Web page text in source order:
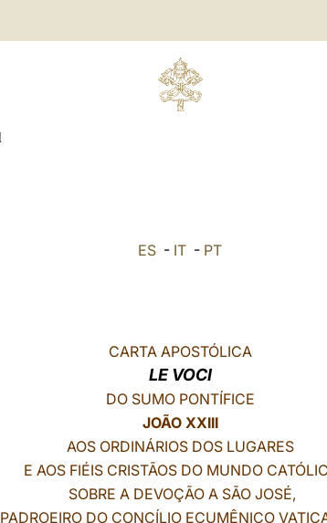
ES - IT - PT
CARTA APOSTÓLICA
LE VOCI
DO SUMO PONTÍFICE
JOÃO XXIII
AOS ORDINÁRIOS DOS LUGARES
E AOS FIÉIS CRISTÃOS DO MUNDO
SOBRE A DEVOÇÃO A SÃO JOSÉ,
PADROEIRO DO CONCÍLIO ECUMÊNICO